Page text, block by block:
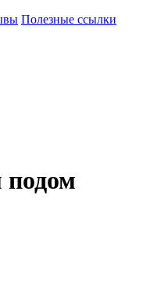
Полезные ссылки